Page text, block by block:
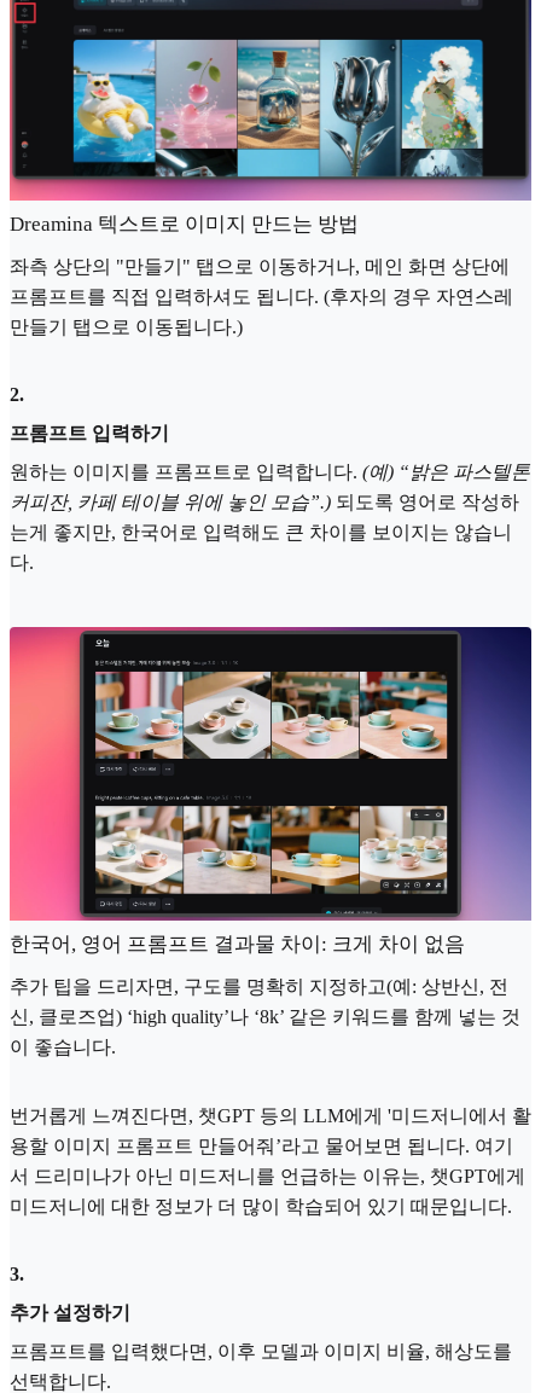
Dreamina 텍스트로 이미지 만드는 방법
좌측 상단의 "만들기" 탭으로 이동하거나, 메인 화면 상단에
프롬프트를 직접 입력하셔도 됩니다. (후자의 경우 자연스레
만들기 탭으로 이동됩니다.)
2.
프롬프트 입력하기
원하는 이미지를 프롬프트로 입력합니다. (예) “밝은 파스텔톤
커피잔, 카페 테이블 위에 놓인 모습”.) 되도록 영어로 작성하
는게 좋지만, 한국어로 입력해도 큰 차이를 보이지는 않습니
다.
한국어, 영어 프롬프트 결과물 차이: 크게 차이 없음
추가 팁을 드리자면, 구도를 명확히 지정하고(예: 상반신, 전
신, 클로즈업) ‘high quality’나 ‘8k’ 같은 키워드를 함께 넣는 것
이 좋습니다.
번거롭게 느껴진다면, 챗GPT 등의 LLM에게 '미드저니에서 활
용할 이미지 프롬프트 만들어줘’라고 물어보면 됩니다. 여기
서 드리미나가 아닌 미드저니를 언급하는 이유는, 챗GPT에게
미드저니에 대한 정보가 더 많이 학습되어 있기 때문입니다.
3.
추가 설정하기
프롬프트를 입력했다면, 이후 모델과 이미지 비율, 해상도를
선택합니다.